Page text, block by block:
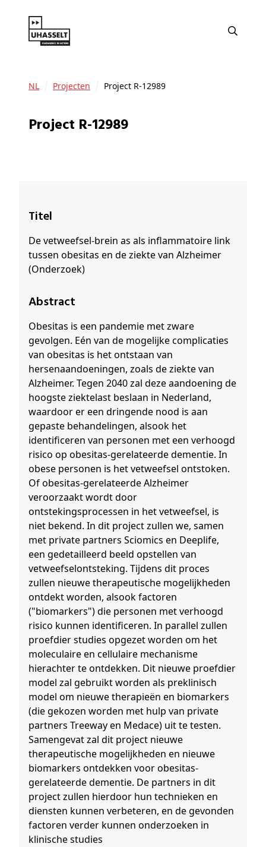
NL Projecten Project R-12989
Project R-12989
Titel
De vetweefsel-brein as als inflammatoire link
tussen obesitas en de ziekte van Alzheimer
(Onderzoek)
Abstract
Obesitas is een pandemie met zware
gevolgen. Eén van de mogelijke complicaties
van obesitas is het ontstaan van
hersenaandoeningen, zoals de ziekte van
Alzheimer. Tegen 2040 zal deze aandoening de
hoogste ziektelast beslaan in Nederland,
waardoor er een dringende nood is aan
gepaste behandelingen, alsook het
identificeren van personen met een verhoogd
risico op obesitas-gerelateerde dementie. In
obese personen is het vetweefsel ontstoken.
Of obesitas-gerelateerde Alzheimer
veroorzaakt wordt door
ontstekingsprocessen in het vetweefsel, is
niet bekend. In dit project zullen we, samen
met private partners Sciomics en Deeplife,
een gedetailleerd beeld opstellen van
vetweefselontsteking. Tijdens dit proces
zullen nieuwe therapeutische mogelijkheden
ontdekt worden, alsook factoren
("biomarkers") die personen met verhoogd
risico kunnen identificeren. In parallel zullen
proefdier studies opgezet worden om het
moleculaire en cellulaire mechanisme
hierachter te ontdekken. Dit nieuwe proefdier
model zal gebruikt worden als preklinisch
model om nieuwe therapieën en biomarkers
(die gekozen worden met hulp van private
partners Treeway en Medace) uit te testen.
Samengevat zal dit project nieuwe
therapeutische mogelijkheden en nieuwe
biomarkers ontdekken voor obesitas-
gerelateerde dementie. De partners in dit
project zullen hierdoor hun technieken en
diensten kunnen verbeteren, en de gevonden
factoren verder kunnen onderzoeken in
klinische studies